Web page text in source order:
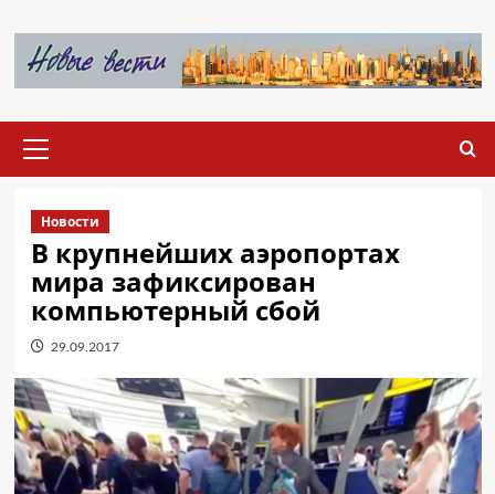
содержимому
меню
Новости
В крупнейших аэропортах
мира зафиксирован
компьютерный сбой
29.09.2017